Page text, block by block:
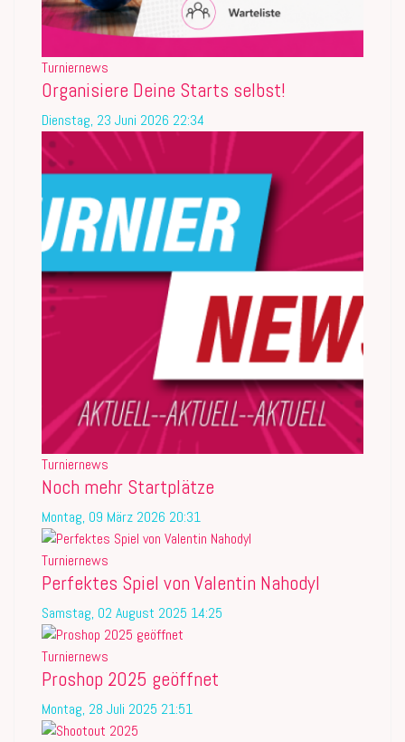
Turniernews
Organisiere Deine Starts selbst!
Dienstag, 23 Juni 2026 22:34
Turniernews
Noch mehr Startplätze
Montag, 09 März 2026 20:31
Turniernews
Perfektes Spiel von Valentin Nahodyl
Samstag, 02 August 2025 14:25
Turniernews
Proshop 2025 geöffnet
Montag, 28 Juli 2025 21:51